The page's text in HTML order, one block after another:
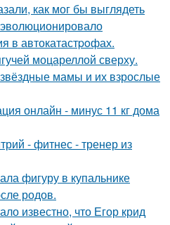
как мог бы выглядеть
в автокатастpoфах.
моцареллой сверху.
мамы и их взрослые
онлайн - минус 11 кг дома
- фитнес - тренер из
фигуру в купальнике
родов.
известно, что Егор крид